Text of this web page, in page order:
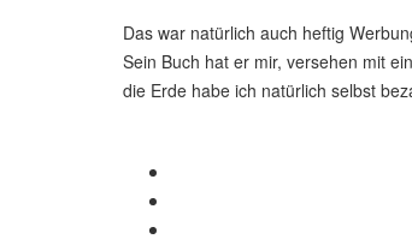
Das war natürlich auch heftig
Sein Buch hat er mir, versehen mit
die Erde habe ich natürlich selbst